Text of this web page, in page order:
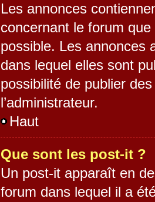
Les annonces
concernant le forum
possible. Les annonces
dans lequel elles sont
possibilité de publier
l’administrateur.
Haut
Que sont les post-it ?
Un post-it apparaît en
forum dans lequel il a